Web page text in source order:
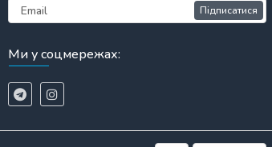
Підписатися
Ми у соцмережах: